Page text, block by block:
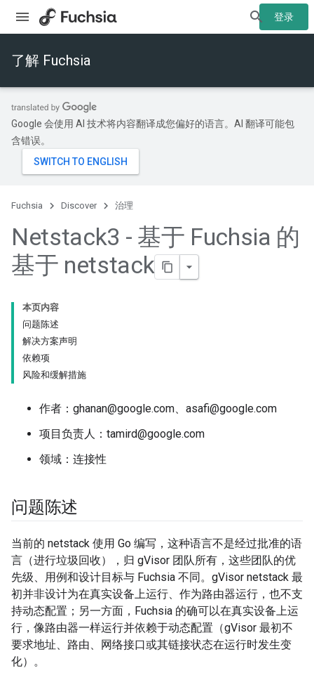
登录
了解 Fuchsia
Google 会使用 AI 技术将内容翻译成您偏好的语言。AI 翻译可能包
含错误。
Fuchsia Discover 治理
Netstack3 - 基于 Fuchsia 的
基于 netstack
本页内容
问题陈述
解决方案声明
依赖项
风险和缓解措施
作者：ghanan@google.com、asafi@google.com
项目负责人：tamird@google.com
领域：连接性
问题陈述
当前的 netstack 使用 Go 编写，这种语言不是经过批准的语
言（进行垃圾回收），归 gVisor 团队所有，这些团队的优
先级、用例和设计目标与 Fuchsia 不同。gVisor netstack 最
初并非设计为在真实设备上运行、作为路由器运行，也不支
持动态配置；另一方面，Fuchsia 的确可以在真实设备上运
行，像路由器一样运行并依赖于动态配置（gVisor 最初不
要求地址、路由、网络接口或其链接状态在运行时发生变
化）。